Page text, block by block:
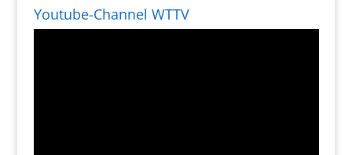
Youtube-Channel WTTV